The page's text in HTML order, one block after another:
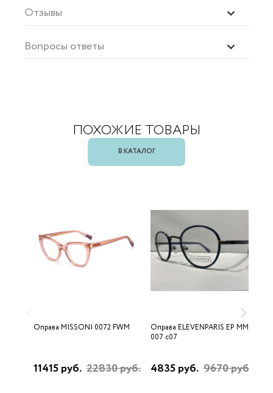
Отзывы
Вопросы ответы
ПОХОЖИЕ ТОВАРЫ
В КАТАЛОГ
Оправа MISSONI 0072 FWM
11415 руб. 22830 руб.
Оправа ELEVENPARIS EP MM
007 c07
4835 руб. 9670 руб.